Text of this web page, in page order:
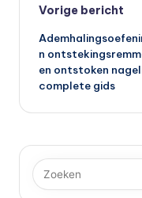
Bericht
Vorige bericht
n
en ontstoken
complete gids